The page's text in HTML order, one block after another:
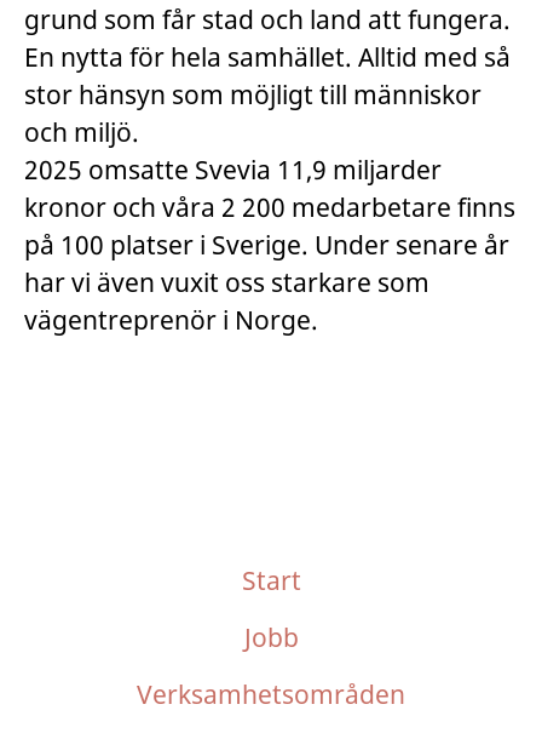
grund som får stad och land att fungera.
En nytta för hela samhället. Alltid med så
stor hänsyn som möjligt till människor
och miljö.
2025 omsatte Svevia 11,9 miljarder
kronor och våra 2 200 medarbetare finns
på 100 platser i Sverige. Under senare år
har vi även vuxit oss starkare som
vägentreprenör i Norge.
Start
Jobb
Verksamhetsområden